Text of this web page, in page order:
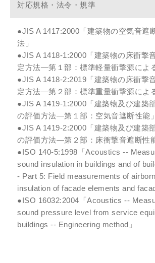
対応規格・法令・規準
●JIS A 1417:2000「建築物の空気音遮
法」
●JIS A 1418-1:2000「建築物の床衝撃
定方法—第１部：標準軽量衝撃源によ
●JIS A 1418-2:2019「建築物の床衝撃
定方法—第２部：標準重量衝撃源によ
●JIS A 1419-1:2000「建築物及び建築
の評価方法—第１部：空気音遮断性能」
●JIS A 1419-2:2000「建築物及び建築
の評価方法—第２部：床衝撃音遮断性
●ISO 140-5:1998「Acoustics --
sound insulation in buildings and of
- Part 5: Field measurements of
insulation of facade elements and
●ISO 16032:2004「Acoustics --
sound pressure level from service
buildings -- Engineering method」